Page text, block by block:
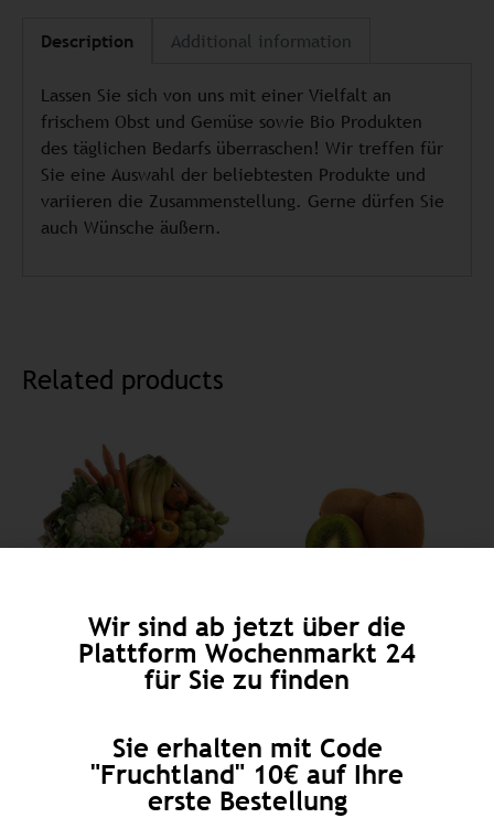
Description Additional information
Lassen Sie sich von uns mit einer Vielfalt an
frischem Obst und Gemüse sowie Bio Produkten
des täglichen Bedarfs überraschen! Wir treffen für
Sie eine Auswahl der beliebtesten Produkte und
variieren die Zusammenstellung. Gerne dürfen Sie
auch Wünsche äußern.
Related products
Bunte Kiste
Enthält 7% MwSt.
zzgl.Versand
Lieferzeit: ca. 2-3 Werktage
Kiwi mittel
Enthält 7% MwSt.
zzgl.Versand
Lieferzeit: ca. 1-2 Werktage
Wir sind ab jetzt über die
Plattform Wochenmarkt 24
für Sie zu finden
Sie erhalten mit Code
"Fruchtland" 10€ auf Ihre
erste Bestellung